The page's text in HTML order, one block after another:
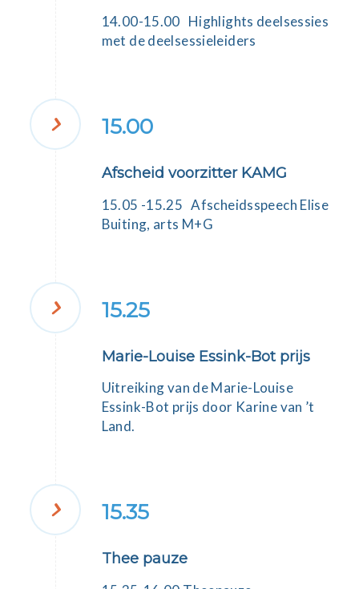
14.00-15.00 Highlights deelsessies
met de deelsessieleiders
15.00
Afscheid voorzitter KAMG
15.05 -15.25 Afscheidsspeech Elise
Buiting, arts M+G
15.25
Marie-Louise Essink-Bot prijs
Uitreiking van de Marie-Louise
Essink-Bot prijs door Karine van ’t
Land.
15.35
Thee pauze